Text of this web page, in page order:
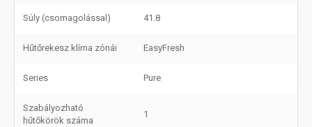
Súly (csomagolással) 41.8
Hűtőrekesz klíma zónái EasyFresh
Series Pure
Szabályozható
hűtőkörök száma
1